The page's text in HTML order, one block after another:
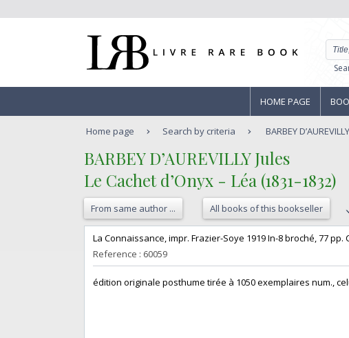
HOME PAGE
Home page Search by criteria BARBEY
‎BARBEY D’AUREVILLY Jules‎
‎Le Cachet d’Onyx - Léa (1831-1832)‎
From same author ... All books of this bookseller
‎La Connaissance, impr. Frazier-Soye 1919 In-8 broché, 77
Reference : 60059
‎édition originale posthume tirée à 1050 exemplaires num.,